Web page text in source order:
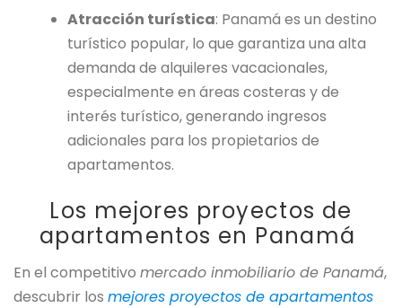
Atracción turística: Panamá es un destino
turístico popular, lo que garantiza una alta
demanda de alquileres vacacionales,
especialmente en áreas costeras y de
interés turístico, generando ingresos
adicionales para los propietarios de
apartamentos.
Los mejores proyectos de
apartamentos en Panamá
En el competitivo mercado inmobiliario de Panamá,
descubrir los mejores proyectos de apartamentos